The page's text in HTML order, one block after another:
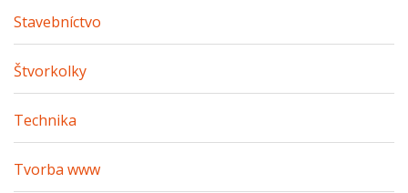
Stavebníctvo
Štvorkolky
Technika
Tvorba www